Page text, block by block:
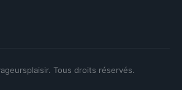
Tous droits réservés.